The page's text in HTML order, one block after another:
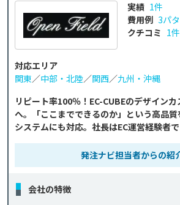
実績 1件
費用例 3パ
クチコミ 1件
対応エリア
関東／中部・北陸／関西／九州・沖縄
リピート率100％！EC-CUBEのデザイン
へ。「ここまでできるのか」という高品
システムにも対応。社長はEC運営経験者
発注ナビ担当者からの紹
会社の特徴